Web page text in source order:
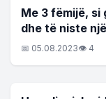
LAJME
Me 3 fëmijë,
dhe të niste
📅 05.08.2023👁 4